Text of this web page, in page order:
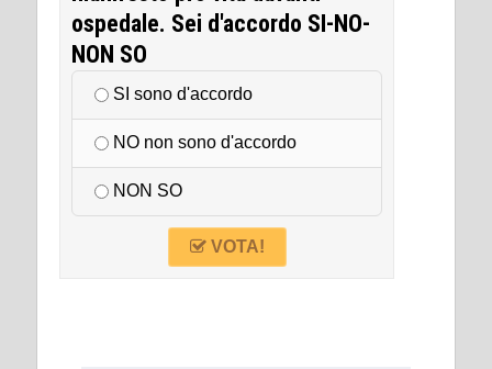
ospedale. Sei d'accordo SI-NO-
NON SO
SI sono d'accordo
NO non sono d'accordo
NON SO
VOTA!